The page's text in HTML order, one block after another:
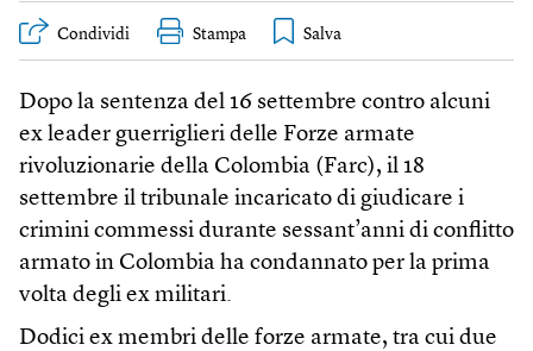
Condividi Stampa
Dopo la sentenza del 16 settembre contro alcuni
ex leader guerriglieri delle Forze armate
rivoluzionarie della Colombia (Farc), il 18
settembre il tribunale incaricato di giudicare i
crimini commessi durante sessant’anni di conflitto
armato in Colombia ha condannato per la prima
volta degli ex militari.
Dodici ex membri delle forze armate, tra cui due